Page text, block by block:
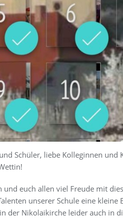
Schüler, liebe Kolleginnen und
und euch allen viel Freude mit
unserer Schule eine kleine
der Nikolaikirche leider auch in